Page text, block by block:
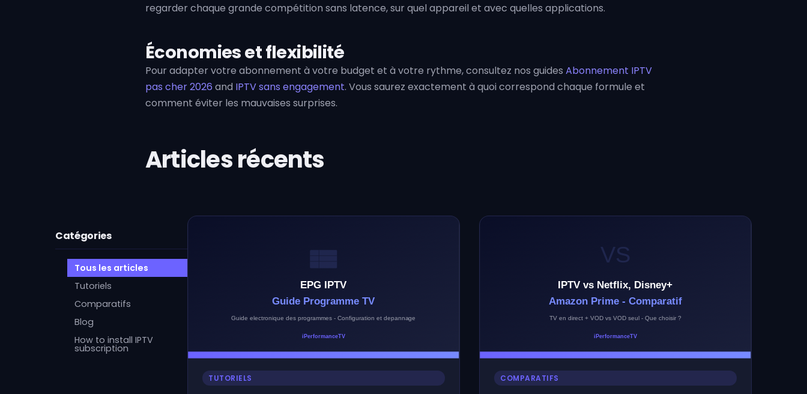
regarder chaque grande compétition sans latence, sur quel appareil et avec quelles applications.
Économies et flexibilité
Pour adapter votre abonnement à votre budget et à votre rythme, consultez nos guides Abonnement IPTV
pas cher 2026 and IPTV sans engagement. Vous saurez exactement à quoi correspond chaque formule et
comment éviter les mauvaises surprises.
Articles récents
Catégories
Tous les articles
Tutoriels
Comparatifs
Blog
How to install IPTV
subscription
TUTORIELS COMPARATIFS